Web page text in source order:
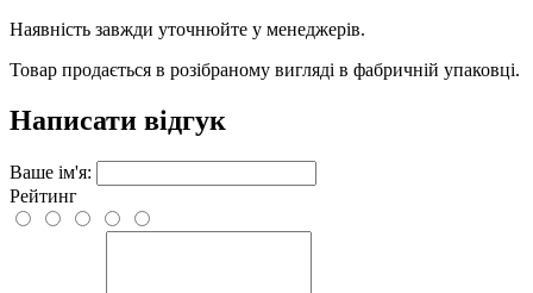
Наявність завжди уточнюйте у менеджерів.
Товар продається в розібраному вигляді в фабричній упаковці.
Написати відгук
Ваше ім'я:
Рейтинг